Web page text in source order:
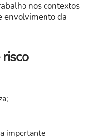
nos contextos
envolvimento da
importante